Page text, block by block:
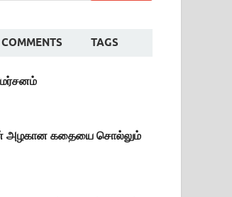
COMMENTS TAGS
அழகான கதையை சொல்லும்